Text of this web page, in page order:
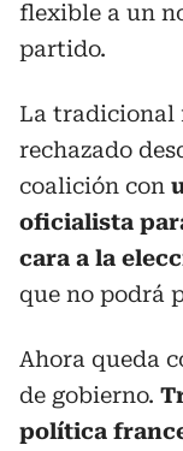
flexible a un
partido.
La tradicional
rechazado
coalición con
oficialista
cara a la
que no podrá
Ahora queda
de gobierno.
política